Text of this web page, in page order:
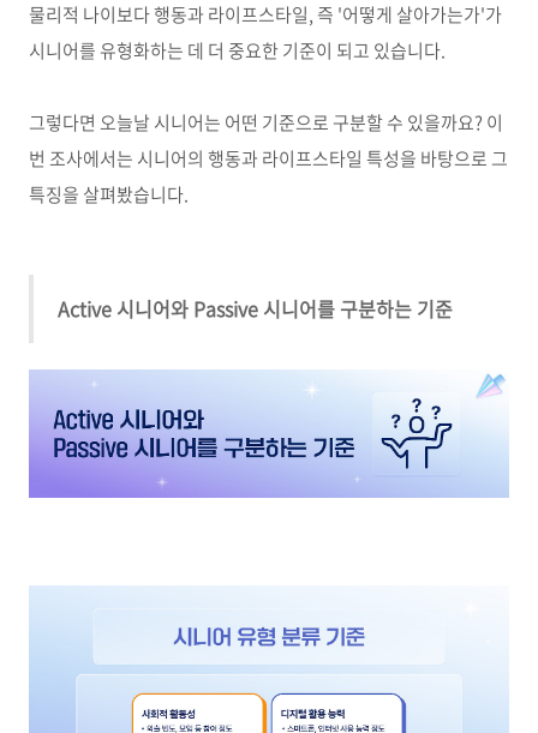
물리적 나이보다 행동과 라이프스타일, 즉 '어떻게 살아가는가'가
시니어를 유형화하는 데 더 중요한 기준이 되고 있습니다.
그렇다면 오늘날 시니어는 어떤 기준으로 구분할 수 있을까요? 이
번 조사에서는 시니어의 행동과 라이프스타일 특성을 바탕으로 그
특징을 살펴봤습니다.
Active 시니어와 Passive 시니어를 구분하는 기준